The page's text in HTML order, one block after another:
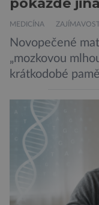
MEDICÍNA
Novopečené
„mozkovou
krátkodobé
obtíže byly
nedostatku
novorozence.
stojí změny v
Poporodní